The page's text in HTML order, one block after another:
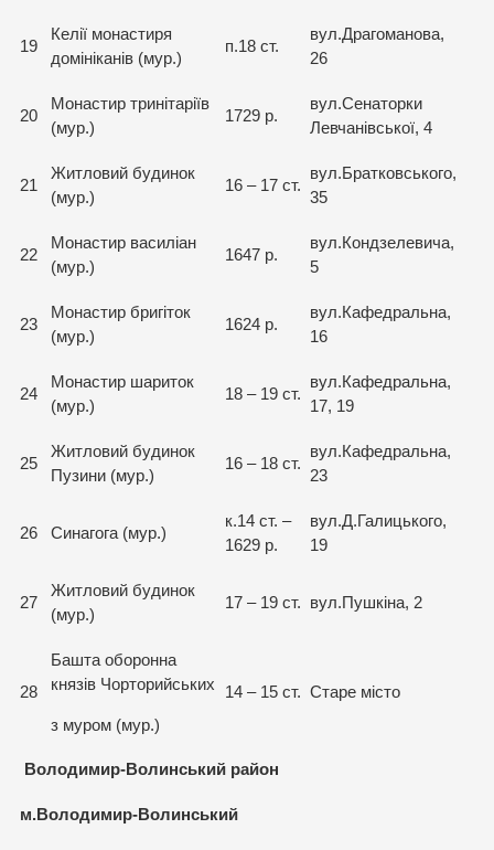
19
Келії монастиря
домініканів (мур.)
п.18 ст.
вул.Драгоманова,
26
20
Монастир тринітаріїв
(мур.)
1729 р.
вул.Сенаторки
Левчанівської, 4
21
Житловий будинок
(мур.)
16 – 17 ст.
вул.Братковського,
35
22
Монастир василіан
(мур.)
1647 р.
вул.Кондзелевича,
5
23
Монастир бригіток
(мур.)
1624 р.
вул.Кафедральна,
16
24
Монастир шариток
(мур.)
18 – 19 ст.
вул.Кафедральна,
17, 19
25
Житловий будинок
Пузини (мур.)
16 – 18 ст.
вул.Кафедральна,
23
26 Синагога (мур.)
к.14 ст. –
1629 р.
вул.Д.Галицького,
19
27
Житловий будинок
(мур.)
17 – 19 ст. вул.Пушкіна, 2
28
Башта оборонна
князів Чорторийських
з муром (мур.)
14 – 15 ст. Старе місто
Володимир-Волинський район
м.Володимир-Волинський